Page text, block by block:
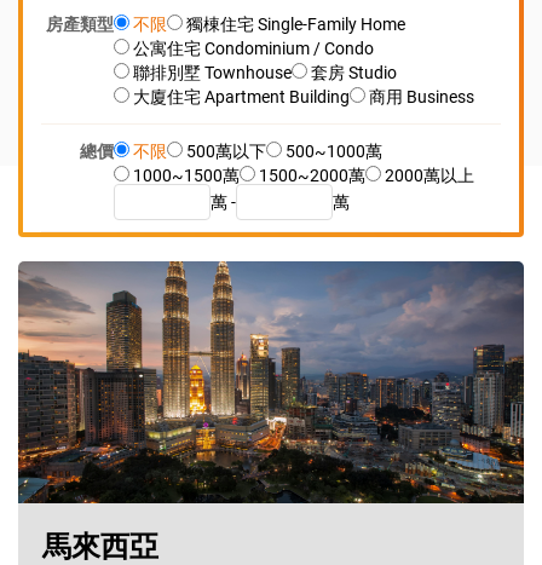
房產類型 不限
獨棟住宅 Single-Family Home
公寓住宅 Condominium / Condo
聯排別墅 Townhouse
套房 Studio
大廈住宅 Apartment Building
商用 Business
總價 不限 500萬以下
500~1000萬
1000~1500萬
1500~2000萬
2000萬以上
萬 -
萬
馬來西亞